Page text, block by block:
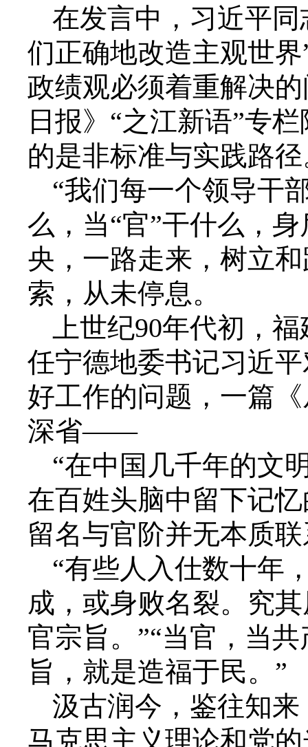
在发言中，习近平
们正确地改造主观世
政绩观必须着重解决
日报》“之江新语”专
的是非标准与实践路
“我们每一个领导干
么，当“官”干什么，
央，一路走来，树立
索，从未停息。
上世纪90年代初，
任宁德地委书记习近
好工作的问题，一篇
深省——
“在中国几千年的文
在百姓头脑中留下记
留名与官阶并无本质
“有些人入仕数十年
成，或身败名裂。究
官宗旨。”“当官，当
旨，就是造福于民。”
汲古润今，鉴往知
马克思主义理论和党